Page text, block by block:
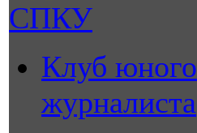
СПКУ
Клуб юного
журналиста